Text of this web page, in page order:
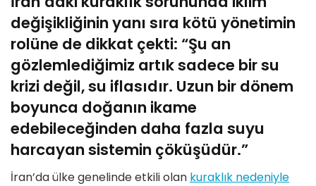
değişikliğinin yanı sıra kötü yönetimin
rolüne de dikkat çekti: “Şu an
gözlemlediğimiz artık sadece bir su
krizi değil, su iflasıdır. Uzun bir dönem
boyunca doğanın ikame
edebileceğinden daha fazla suyu
harcayan sistemin çöküşüdür.”
İran’da ülke genelinde etkili olan kuraklık nedeniyle